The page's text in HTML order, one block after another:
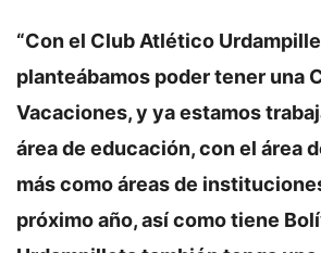
“Con el Club Atlético
planteábamos poder tener una
Vacaciones, y ya estamos
área de educación, con el área
más como áreas de
próximo año, así como tiene